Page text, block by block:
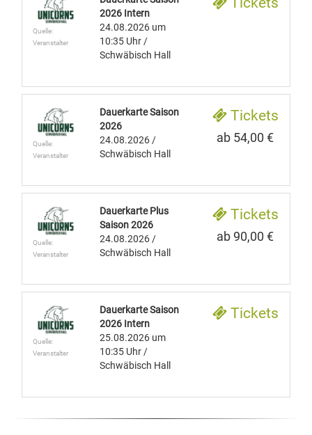
Quelle:
Veranstalter
2026 Intern
24.08.2026 um
10:35 Uhr /
Schwäbisch Hall
Quelle:
Veranstalter
Dauerkarte Saison
2026
24.08.2026 /
Schwäbisch Hall
Tickets
ab 54,00 €
Quelle:
Veranstalter
Dauerkarte Plus
Saison 2026
24.08.2026 /
Schwäbisch Hall
Tickets
ab 90,00 €
Quelle:
Veranstalter
Dauerkarte Saison
2026 Intern
25.08.2026 um
10:35 Uhr /
Schwäbisch Hall
Tickets